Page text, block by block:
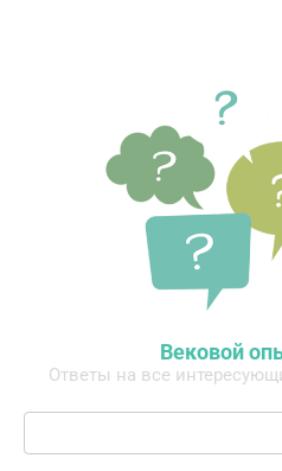
Вековой
Ответы на все
Поиск: